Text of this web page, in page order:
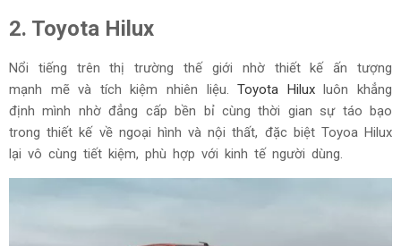
2. Toyota Hilux
Nổi tiếng trên thị trường thế giới nhờ thiết kế ấn tượng
mạnh mẽ và tích kiệm nhiên liệu.Toyota Hiluxluôn khẳng
định mình nhờ đẳng cấp bền bỉ cùng thời gian sự táo bạo
trong thiết kế về ngoại hình và nội thất, đặc biệt Toyoa Hilux
lại vô cùng tiết kiệm, phù hợp với kinh tế người dùng.